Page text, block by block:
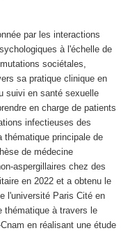
par les interactions
à l'échelle de
sociétales,
sa pratique clinique en
suivi en santé sexuelle
en charge de patients
infectieuses des
principale de
de médecine
aspergillaires chez des
en 2022 et a obtenu le
l'université Paris Cité en
thématique à travers le
en réalisant une étude